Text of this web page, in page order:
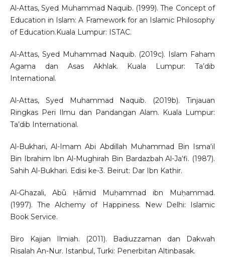
Al-Attas, Syed Muhammad Naquib. (1999). The Concept of
Education in Islam: A Framework for an Islamic Philosophy
of Education.Kuala Lumpur: ISTAC.
Al-Attas, Syed Muhammad Naquib. (2019c). Islam Faham
Agama dan Asas Akhlak. Kuala Lumpur: Ta’dib
International.
Al-Attas, Syed Muhammad Naquib. (2019b). Tinjauan
Ringkas Peri Ilmu dan Pandangan Alam. Kuala Lumpur:
Ta’dib International.
Al-Bukhari, Al-Imam Abi Abdillah Muhammad Bin Isma‘il
Bin Ibrahim Ibn Al-Mughirah Bin Bardazbah Al-Ja‘fi. (1987).
Sahih Al-Bukhari. Edisi ke-3. Beirut: Dar Ibn Kathir.
Al-Ghazali, Abū Ḥāmid Muḥammad ibn Muḥammad.
(1997). The Alchemy of Happiness. New Delhi: Islamic
Book Service.
Biro Kajian Ilmiah. (2011). Badiuzzaman dan Dakwah
Risalah An-Nur. Istanbul, Turki: Penerbitan Altinbasak.